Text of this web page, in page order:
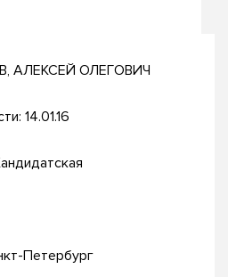
АЛЕКСЕЙ ОЛЕГОВИЧ
14.01.16
Петербург